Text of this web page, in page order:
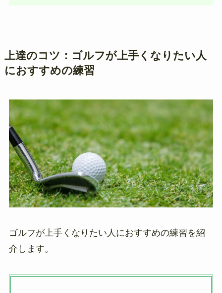
上達のコツ：ゴルフが上手くなりたい人
におすすめの練習
ゴルフが上手くなりたい人におすすめの練習を紹
介します。